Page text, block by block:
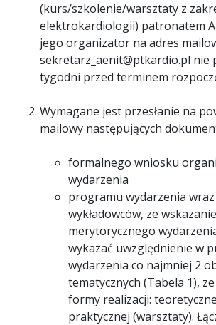
(kurs/szkolenie/warsztaty z
elektrokardiologii) patronatem
jego organizator na adres
sekretarz_aenit@ptkardio.pl nie
tygodni przed terminem
Wymagane jest przesłanie na
mailowy następujących
formalnego wniosku
wydarzenia
programu wydarzenia
wykładowców, ze
merytorycznego
wykazać uwzględnienie w
wydarzenia co najmniej 2
tematycznych (Tabela 1),
formy realizacji:
praktycznej (warsztaty).